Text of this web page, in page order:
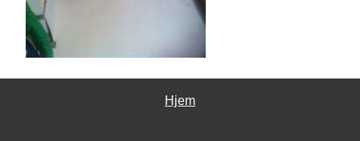
Hjem